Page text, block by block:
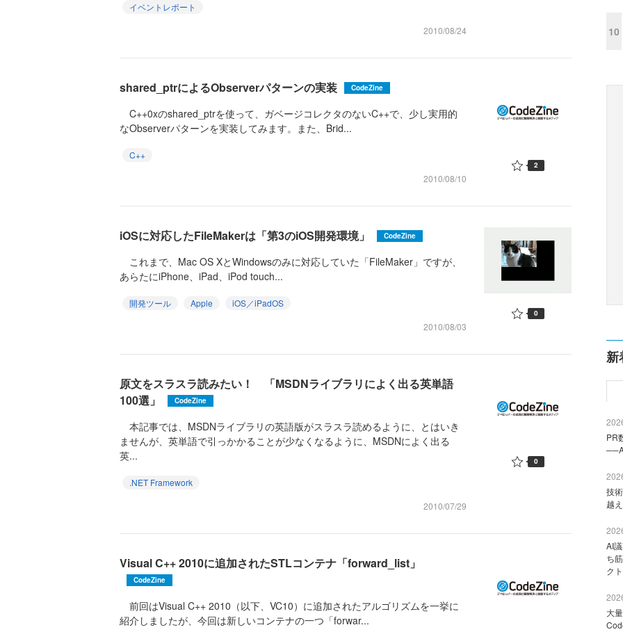
イベントレポート
2010/08/24
shared_ptrによるObserverパターンの実装 CodeZine
C++0xのshared_ptrを使って、ガベージコレクタのないC++で、少し実用的
なObserverパターンを実装してみます。また、Brid...
C++
2010/08/10
2
iOSに対応したFileMakerは「第3のiOS開発環境」 CodeZine
これまで、Mac OS XとWindowsのみに対応していた「FileMaker」ですが、
あらたにiPhone、iPad、iPod touch...
開発ツール Apple
iOS／iPadOS
2010/08/03
0
原文をスラスラ読みたい！ 「MSDNライブラリによく出る英単語
100選」
CodeZine
本記事では、MSDNライブラリの英語版がスラスラ読めるように、とはいき
ませんが、英単語で引っかかることが少なくなるように、MSDNによく出る
英...
.NET Framework
2010/07/29
0
Visual C++ 2010に追加されたSTLコンテナ「forward_list」
CodeZine
前回はVisual C++ 2010（以下、VC10）に追加されたアルゴリズムを一挙に
紹介しましたが、今回は新しいコンテナの一つ「forwar...
10
新
PR
技
越
AI
ち
ク
大